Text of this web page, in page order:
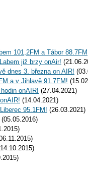
101,2FM a Tábor 88.7FM
již brzy onAir!
dnes 3. března on AIR!
a v Jihlavě 91.7FM!
onAIR! (27.04.2021)
(14.04.2021)
95.1FM! (26.03.2021)
(05.05.2016)